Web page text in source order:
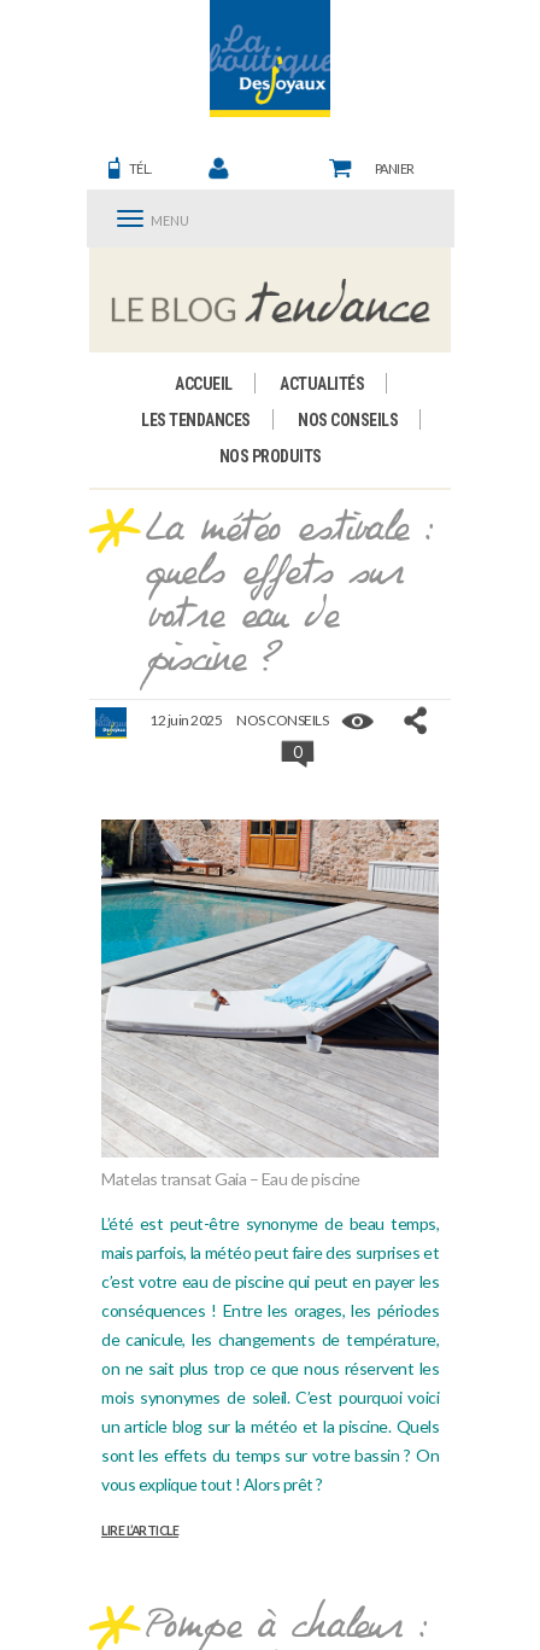
TÉL. PANIER
MENU
ACCUEIL
ACTUALITÉS
LES TENDANCES
NOS CONSEILS
NOS PRODUITS
La météo estivale :
quels effets sur
votre eau de
piscine ?
12 juin 2025 NOS CONSEILS
0
Matelas transat Gaia – Eau de piscine
L’été est peut-être synonyme de beau temps,
mais parfois, la météo peut faire des surprises et
c’est votre eau de piscine qui peut en payer les
conséquences ! Entre les orages, les périodes
de canicule, les changements de température,
on ne sait plus trop ce que nous réservent les
mois synonymes de soleil. C’est pourquoi voici
un article blog sur la météo et la piscine. Quels
sont les effets du temps sur votre bassin ? On
vous explique tout ! Alors prêt ?
LIRE L’ARTICLE
Pompe à chaleur :